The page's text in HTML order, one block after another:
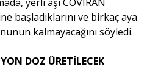
yerli aşı COVIRAN
başladıklarını ve birkaç aya
kalmayacağını söyledi.
DOZ ÜRETİLECEK